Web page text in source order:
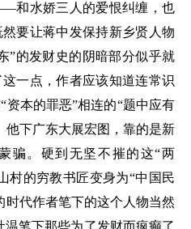
和水娇三人的爱恨纠缠，也
要让蒋中发保持新乡贤人物
”的发财史的阴暗部分似乎就
一点，作者应该知道连常识
资本的罪恶”相连的“题中应有
他下广东大展宏图，靠的是新
骗。硬到无坚不摧的这“两
村的穷教书匠变身为“中国民
时代作者笔下的这个人物当然